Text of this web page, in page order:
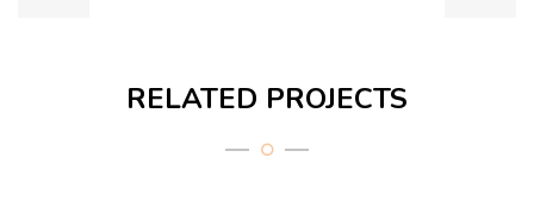
RELATED PROJECTS